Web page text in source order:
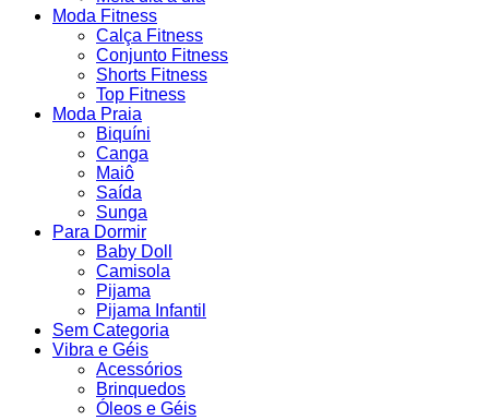
Moda Fitness
Calça Fitness
Conjunto Fitness
Shorts Fitness
Top Fitness
Moda Praia
Biquíni
Canga
Maiô
Saída
Sunga
Para Dormir
Baby Doll
Camisola
Pijama
Pijama Infantil
Sem Categoria
Vibra e Géis
Acessórios
Brinquedos
Óleos e Géis